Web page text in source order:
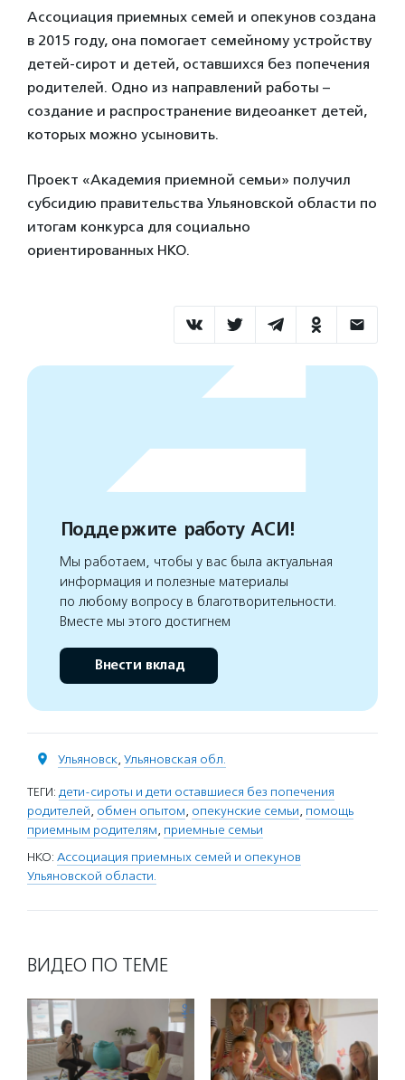
Ассоциация приемных семей и опекунов создана
в 2015 году, она помогает семейному устройству
детей-сирот и детей, оставшихся без попечения
родителей. Одно из направлений работы –
создание и распространение видеоанкет детей,
которых можно усыновить.
Проект «Академия приемной семьи» получил
субсидию правительства Ульяновской области по
итогам конкурса для социально
ориентированных НКО.
Поддержите работу АСИ!
Мы работаем, чтобы у вас была актуальная
информация и полезные материалы
по любому вопросу в благотворительности.
Вместе мы этого достигнем
Внести вклад
Ульяновск, Ульяновская обл.
ТЕГИ: дети-сироты и дети оставшиеся без попечения
родителей, обмен опытом, опекунские семьи, помощь
приемным родителям, приемные семьи
НКО: Ассоциация приемных семей и опекунов
Ульяновской области.
ВИДЕО ПО ТЕМЕ